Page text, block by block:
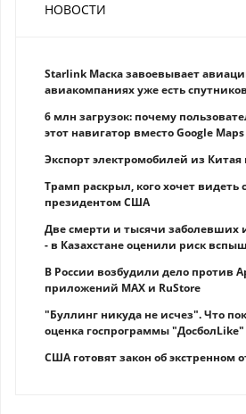
НОВОСТИ
Starlink Маска завоевывает
авиакомпаниях уже есть
6 млн загрузок: почему
этот навигатор вместо Google Maps
Экспорт электромобилей из Китая
Трамп раскрыл, кого хочет
президентом США
Две смерти и тысячи заболевших
- в Казахстане оценили риск
В России возбудили дело против
приложений MAX и RuStore
"Буллинг никуда не исчез". Что
оценка госпрограммы "ДосболLike"
США готовят закон об экстренном